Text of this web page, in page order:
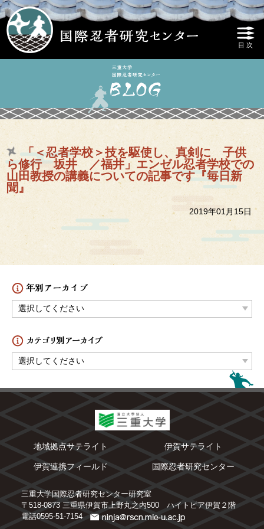
「＜忍者学校＞技を駆使し、真剣に 子供
ら修行 坂井 ／福井」エンゼル忍者学校での
山田教授の講義についての記事です『毎日新
聞』
2019年01月15日
地域拠点サテライト 伊賀サテライト
伊賀連携フィールド 国際忍者研究センター
三重大学国際忍者研究センター研究室
〒518-0873 三重県伊賀市上野丸之内500 ハイトピア伊賀２階
電話0595-51-7154